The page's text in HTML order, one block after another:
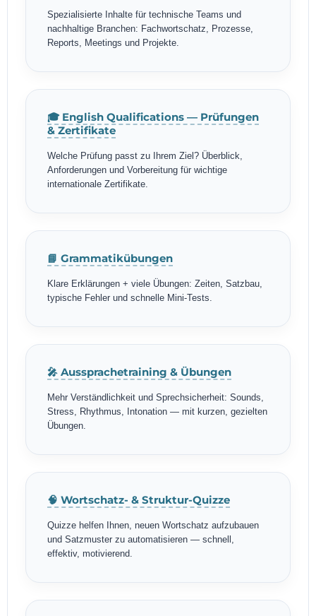
Spezialisierte Inhalte für technische Teams und
nachhaltige Branchen: Fachwortschatz, Prozesse,
Reports, Meetings und Projekte.
🎓 English Qualifications — Prüfungen
& Zertifikate
Welche Prüfung passt zu Ihrem Ziel? Überblick,
Anforderungen und Vorbereitung für wichtige
internationale Zertifikate.
📘 Grammatikübungen
Klare Erklärungen + viele Übungen: Zeiten, Satzbau,
typische Fehler und schnelle Mini-Tests.
🎤 Aussprachetraining & Übungen
Mehr Verständlichkeit und Sprechsicherheit: Sounds,
Stress, Rhythmus, Intonation — mit kurzen, gezielten
Übungen.
🧠 Wortschatz- & Struktur-Quizze
Quizze helfen Ihnen, neuen Wortschatz aufzubauen
und Satzmuster zu automatisieren — schnell,
effektiv, motivierend.